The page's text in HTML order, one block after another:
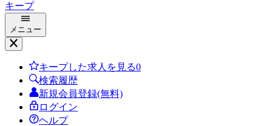
キープ
メニュー
キープした求人を見る0
検索履歴
新規会員登録(無料)
ログイン
ヘルプ